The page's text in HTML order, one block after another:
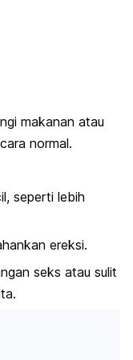
makanan atau
normal.
seperti lebih
ereksi.
seks atau sulit